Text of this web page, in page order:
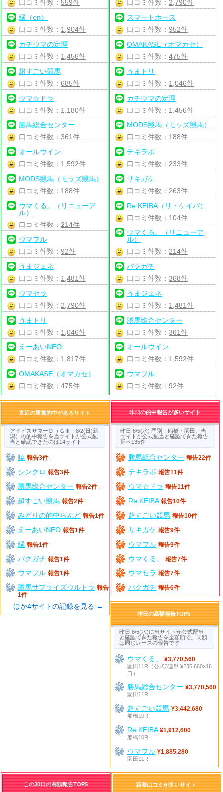
口コミ件数： 559件
縁（en）
口コミ件数： 1,904件
カチウマの定理
口コミ件数： 1,456件
超すごい競馬
口コミ件数：685件
ウマ☆ドラ
口コミ件数： 1,180件
勝馬総合センター
口コミ件数：361件
オールウイン
口コミ件数： 1,592件
MODS競馬（モッズ競馬）
口コミ件数： 188件
ウマくる。（リニューア
ル）
口コミ件数： 214件
ウマフル
口コミ件数：92件
うまジェネ
口コミ件数： 1,481件
ウマセラ
口コミ件数： 2,790件
うまトリ
口コミ件数： 1,046件
えーあいNEO
口コミ件数： 1,817件
OMAKASE（オマカセ）
口コミ件数：475件
口コミ件数： 2,790件
スマートホース
口コミ件数： 952件
OMAKASE（オマカセ）
口コミ件数： 475件
うまトリ
口コミ件数： 1,046件
カチウマの定理
口コミ件数： 1,456件
MODS競馬（モッズ競馬）
口コミ件数： 188件
テキラボ
口コミ件数： 233件
サキガケ
口コミ件数： 263件
Re:KEIBA（リ・ケイバ）
口コミ件数： 104件
ウマくる。（リニューア
ル）
口コミ件数： 214件
バクガチ
口コミ件数： 368件
うまジェネ
口コミ件数： 1,481件
勝馬総合センター
口コミ件数： 361件
オールウイン
口コミ件数： 1,592件
ウマフル
口コミ件数： 92件
直近の重賞的中があるサイト
アイビスサマーＤ（ＧⅢ・8/2(日)新
潟）の的中報告を当サイトが公式配
当と確認できたのは14サイト
暁 報告3件
シンクロ 報告3件
勝馬総合センター 報告2件
超すごい競馬 報告2件
みどりの的中らんど 報告1件
えーあいNEO 報告1件
縁 報告1件
バクガチ 報告1件
ウマフル 報告1件
勝馬サプライズウルトラ 報告
1件
ほか4サイトの記録を見る →
昨日の的中報告が多いサイト
昨日 8/5(水) 門別・船橋・園田。当
サイトが公式配当と確認できた報告
延べ135件
勝馬総合センター 報告22件
テキラボ 報告11件
ウマ☆ドラ 報告11件
Re:KEIBA 報告10件
超すごい競馬 報告10件
サキガケ 報告9件
ウマフル 報告9件
ウマくる。 報告7件
ウマセラ 報告7件
バクガチ 報告6件
昨日の高額報告TOP5
昨日 8/5(水)に当サイトが公式配当
と確認できた報告を金額順で。同額
は同じレースの報告です
ウマくる。
¥3,770,560
園田11R（公式3連単 ¥235,660×16
口）
勝馬総合センター ¥3,770,560
園田11R
超すごい競馬 ¥3,442,680
船橋10R
Re:KEIBA ¥1,912,600
船橋10R
ウマフル ¥1,885,280
園田11R
この30日の高額報告TOP5 新着口コミが多いサイト